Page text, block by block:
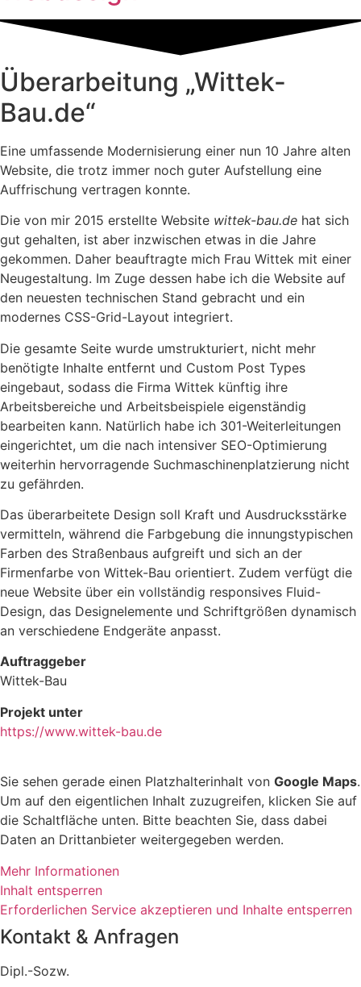
Überarbeitung „Wittek-
Bau.de“
Eine umfassende Modernisierung einer nun 10 Jahre alten
Website, die trotz immer noch guter Aufstellung eine
Auffrischung vertragen konnte.
Die von mir 2015 erstellte Website wittek-bau.de hat sich
gut gehalten, ist aber inzwischen etwas in die Jahre
gekommen. Daher beauftragte mich Frau Wittek mit einer
Neugestaltung. Im Zuge dessen habe ich die Website auf
den neuesten technischen Stand gebracht und ein
modernes CSS-Grid-Layout integriert.
Die gesamte Seite wurde umstrukturiert, nicht mehr
benötigte Inhalte entfernt und Custom Post Types
eingebaut, sodass die Firma Wittek künftig ihre
Arbeitsbereiche und Arbeitsbeispiele eigenständig
bearbeiten kann. Natürlich habe ich 301-Weiterleitungen
eingerichtet, um die nach intensiver SEO-Optimierung
weiterhin hervorragende Suchmaschinenplatzierung nicht
zu gefährden.
Das überarbeitete Design soll Kraft und Ausdrucksstärke
vermitteln, während die Farbgebung die innungstypischen
Farben des Straßenbaus aufgreift und sich an der
Firmenfarbe von Wittek-Bau orientiert. Zudem verfügt die
neue Website über ein vollständig responsives Fluid-
Design, das Designelemente und Schriftgrößen dynamisch
an verschiedene Endgeräte anpasst.
Auftraggeber
Wittek-Bau
Projekt unter
https://www.wittek-bau.de
Sie sehen gerade einen Platzhalterinhalt von Google Maps.
Um auf den eigentlichen Inhalt zuzugreifen, klicken Sie auf
die Schaltfläche unten. Bitte beachten Sie, dass dabei
Daten an Drittanbieter weitergegeben werden.
Mehr Informationen
Inhalt entsperren
Erforderlichen Service akzeptieren und Inhalte entsperren
Kontakt & Anfragen
Dipl.-Sozw.